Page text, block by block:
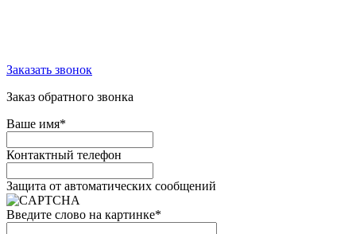
Заказать звонок
Заказ обратного звонка
Ваше имя*
Контактный телефон
Защита от автоматических сообщений
Введите слово на картинке*